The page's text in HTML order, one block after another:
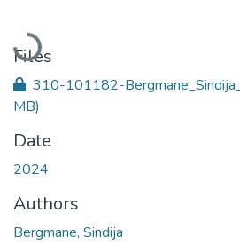
Loading...
Files
310-101182-
MB)
Date
2024
Authors
Bergmane, Sindija